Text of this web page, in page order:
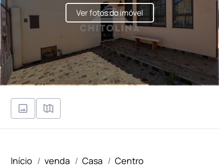
Ver fotos do imóvel
Início venda Casa Centro